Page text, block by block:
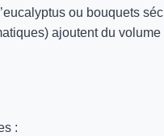
ou bouquets
ajoutent du volume
: